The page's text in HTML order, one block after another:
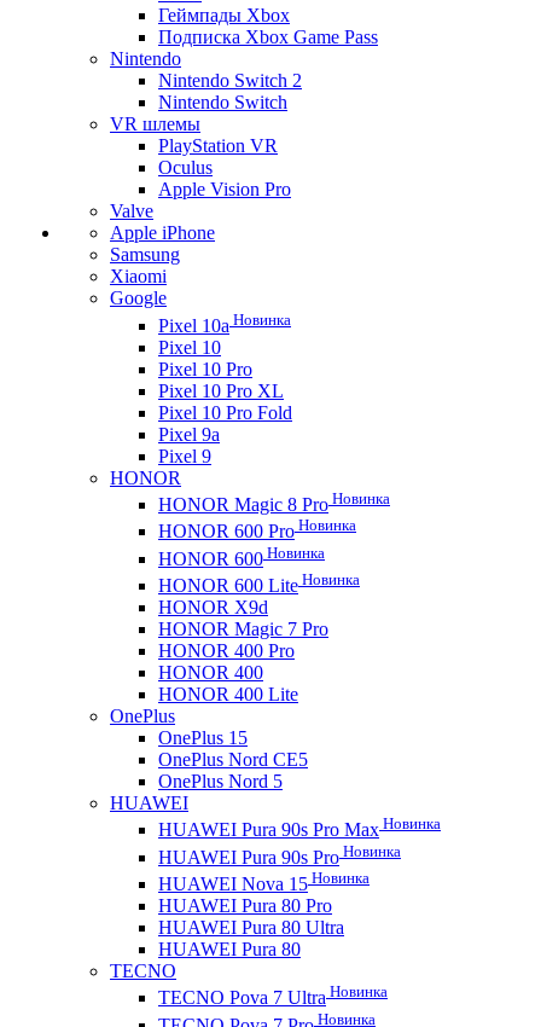
Геймпады Xbox
Подписка Xbox Game Pass
Nintendo
Nintendo Switch 2
Nintendo Switch
VR шлемы
PlayStation VR
Oculus
Apple Vision Pro
Valve
Apple iPhone
Samsung
Xiaomi
Google
Pixel 10a Новинка
Pixel 10
Pixel 10 Pro
Pixel 10 Pro XL
Pixel 10 Pro Fold
Pixel 9a
Pixel 9
HONOR
HONOR Magic 8 Pro Новинка
HONOR 600 Pro Новинка
HONOR 600 Новинка
HONOR 600 Lite Новинка
HONOR X9d
HONOR Magic 7 Pro
HONOR 400 Pro
HONOR 400
HONOR 400 Lite
OnePlus
OnePlus 15
OnePlus Nord CE5
OnePlus Nord 5
HUAWEI
HUAWEI Pura 90s Pro Max Новинка
HUAWEI Pura 90s Pro Новинка
HUAWEI Nova 15 Новинка
HUAWEI Pura 80 Pro
HUAWEI Pura 80 Ultra
HUAWEI Pura 80
TECNO
TECNO Pova 7 Ultra Новинка
Новинка